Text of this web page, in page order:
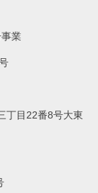
業
丁目22番8号大東